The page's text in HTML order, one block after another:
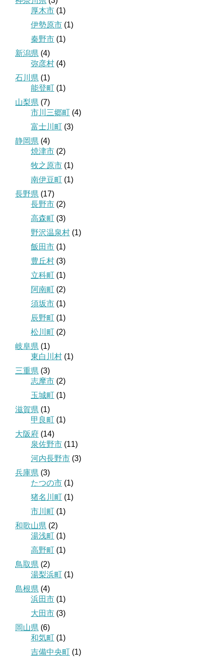
厚木市 (1)
伊勢原市 (1)
秦野市 (1)
新潟県 (4)
弥彦村 (4)
石川県 (1)
能登町 (1)
山梨県 (7)
市川三郷町 (4)
富士川町 (3)
静岡県 (4)
焼津市 (2)
牧之原市 (1)
南伊豆町 (1)
長野県 (17)
長野市 (2)
高森町 (3)
野沢温泉村 (1)
飯田市 (1)
豊丘村 (3)
立科町 (1)
阿南町 (2)
須坂市 (1)
辰野町 (1)
松川町 (2)
岐阜県 (1)
東白川村 (1)
三重県 (3)
志摩市 (2)
玉城町 (1)
滋賀県 (1)
甲良町 (1)
大阪府 (14)
泉佐野市 (11)
河内長野市 (3)
兵庫県 (3)
たつの市 (1)
猪名川町 (1)
市川町 (1)
和歌山県 (2)
湯浅町 (1)
高野町 (1)
鳥取県 (2)
湯梨浜町 (1)
島根県 (4)
浜田市 (1)
大田市 (3)
岡山県 (6)
和気町 (1)
吉備中央町 (1)